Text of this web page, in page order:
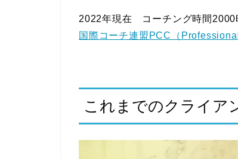
2022年現在 コーチング時間2000
国際コーチ連盟PCC（
これまでのクライア